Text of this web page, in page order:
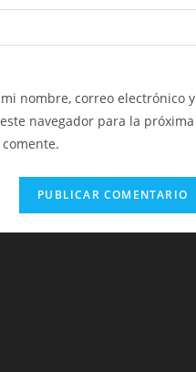
nombre, correo electrónico y
navegador para la próxima